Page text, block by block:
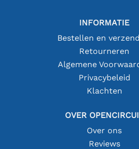
INFORMATIE
Bestellen en
Retourneren
Algemene
Privacybeleid
Klachten
OVER
Over ons
Reviews